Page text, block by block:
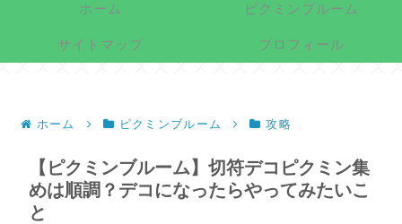
ホーム ピクミンブルーム
サイトマップ プロフィール
ホーム ピクミンブルーム 攻略
【ピクミンブルーム】切符デコピクミン集
めは順調？デコになったらやってみたいこ
と